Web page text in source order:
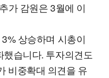
가 감원은 3월에 이
상승하며 시총이
했습니다. 투자의견도
비중확대 의견을 유